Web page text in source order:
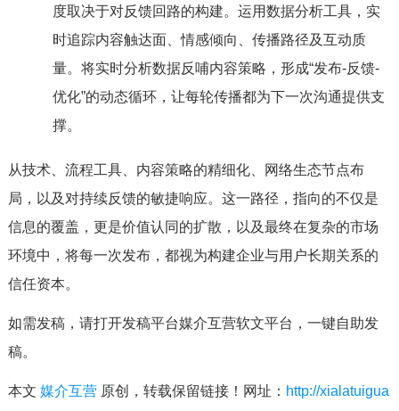
度取决于对反馈回路的构建。运用数据分析工具，实
时追踪内容触达面、情感倾向、传播路径及互动质
量。将实时分析数据反哺内容策略，形成“发布-反馈-
优化”的动态循环，让每轮传播都为下一次沟通提供支
撑。
从技术、流程工具、内容策略的精细化、网络生态节点布
局，以及对持续反馈的敏捷响应。这一路径，指向的不仅是
信息的覆盖，更是价值认同的扩散，以及最终在复杂的市场
环境中，将每一次发布，都视为构建企业与用户长期关系的
信任资本。
如需发稿，请打开发稿平台媒介互营软文平台，一键自助发
稿。
本文 媒介互营原创，转载保留链接！网址： http://xialatuigua